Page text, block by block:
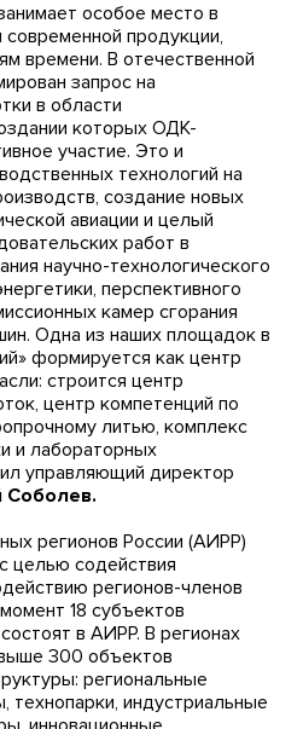
особое место в
продукции,
времени. В отечественной
запрос на
в области
которых ОДК-
участие. Это и
технологий на
создание новых
авиации и целый
работ в
научно-технологического
перспективного
камер сгорания
Одна из наших площадок в
формируется как центр
строится центр
центр компетенций по
литью, комплекс
и лабораторных
управляющий директор
Соболев.
регионов России (АИРР)
целью содействия
регионов-членов
18 субъектов
в АИРР. В регионах
300 объектов
региональные
технопарки, индустриальные